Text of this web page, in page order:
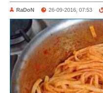
RaDoN 26-09-2016, 07:53